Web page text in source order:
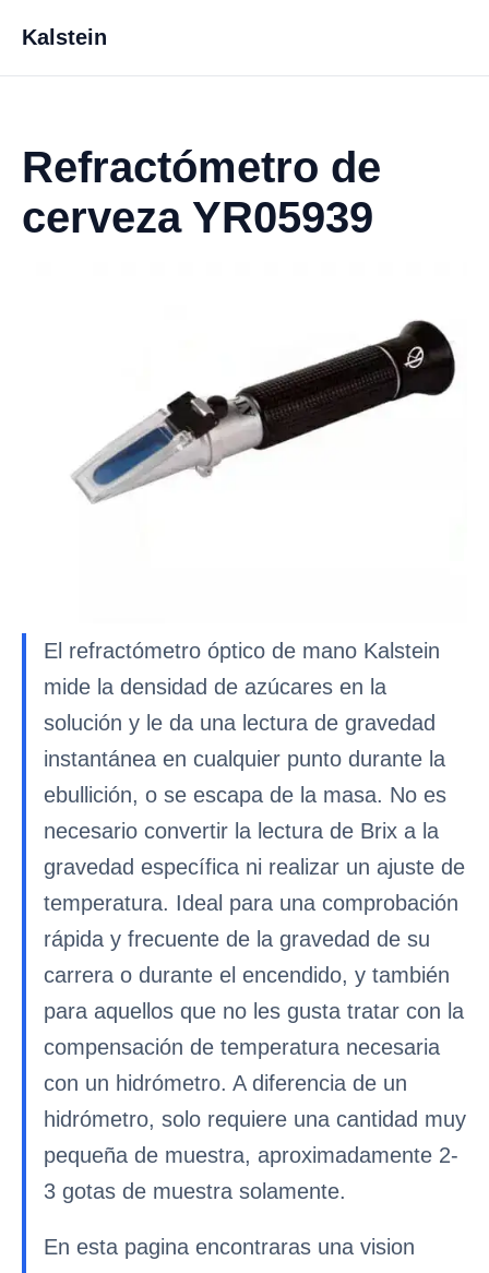
Kalstein
Refractómetro de
cerveza YR05939
El refractómetro óptico de mano Kalstein
mide la densidad de azúcares en la
solución y le da una lectura de gravedad
instantánea en cualquier punto durante la
ebullición, o se escapa de la masa. No es
necesario convertir la lectura de Brix a la
gravedad específica ni realizar un ajuste de
temperatura. Ideal para una comprobación
rápida y frecuente de la gravedad de su
carrera o durante el encendido, y también
para aquellos que no les gusta tratar con la
compensación de temperatura necesaria
con un hidrómetro. A diferencia de un
hidrómetro, solo requiere una cantidad muy
pequeña de muestra, aproximadamente 2-
3 gotas de muestra solamente.
En esta pagina encontraras una vision